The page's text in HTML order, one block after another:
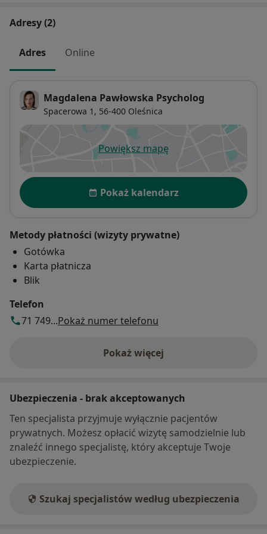
Adresy (2)
Adres Online
Magdalena Pawłowska Psycholog
Spacerowa 1, 56-400 Oleśnica
Powiększ mapęotwiera się w nowej karcie
Dostępność
Pokaż kalendarz
Metody płatności (wizyty prywatne)
Gotówka
Karta płatnicza
Blik
Telefon
71 749...Pokaż numer telefonu
Pokaż więcej
o adresie
Ubezpieczenia - brak akceptowanych
Ten specjalista przyjmuje wyłącznie pacjentów
prywatnych. Możesz opłacić wizytę samodzielnie lub
znaleźć innego specjalistę, który akceptuje Twoje
ubezpieczenie.
Szukaj specjalistów według ubezpieczenia